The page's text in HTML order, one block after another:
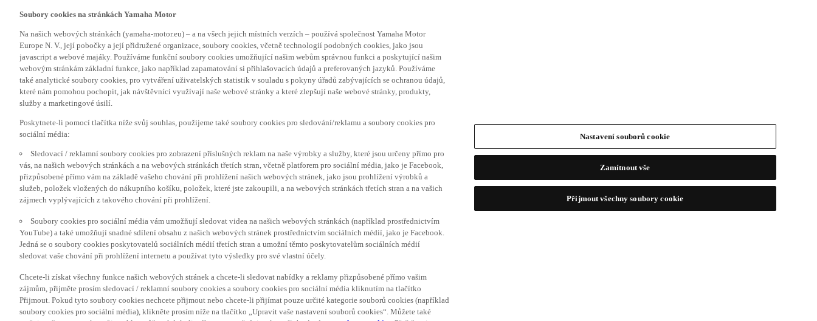
Soubory cookies na stránkách Yamaha Motor
Na našich webových stránkách (yamaha-motor.eu) – a na všech jejich místních verzích – používá společnost Yamaha Motor
Europe N. V., její pobočky a její přidružené organizace, soubory cookies, včetně technologií podobných cookies, jako jsou
javascript a webové majáky. Používáme funkční soubory cookies umožňující našim webům správnou funkci a poskytující našim
webovým stránkám základní funkce, jako například zapamatování si přihlašovacích údajů a preferovaných jazyků. Používáme
také analytické soubory cookies, pro vytváření uživatelských statistik v souladu s pokyny úřadů zabývajících se ochranou údajů,
které nám pomohou pochopit, jak návštěvníci využívají naše webové stránky a které zlepšují naše webové stránky, produkty,
služby a marketingové úsilí.
Poskytnete-li pomocí tlačítka níže svůj souhlas, použijeme také soubory cookies pro sledování/reklamu a soubory cookies pro
sociální média:
Sledovací / reklamní soubory cookies pro zobrazení příslušných reklam na naše výrobky a služby, které jsou určeny přímo pro
vás, na našich webových stránkách a na webových stránkách třetích stran, včetně platforem pro sociální média, jako je Facebook,
přizpůsobené přímo vám na základě vašeho chování při prohlížení našich webových stránek, jako jsou prohlížení výrobků a
služeb, položek vložených do nákupního košíku, položek, které jste zakoupili, a na webových stránkách třetích stran a na vašich
zájmech vyplývajících z takového chování při prohlížení.
Soubory cookies pro sociální média vám umožňují sledovat videa na našich webových stránkách (například prostřednictvím
YouTube) a také umožňují snadné sdílení obsahu z našich webových stránek prostřednictvím sociálních médií, jako je Facebook.
Jedná se o soubory cookies poskytovatelů sociálních médií třetích stran a umožní těmto poskytovatelům sociálních médií
sledovat vaše chování při prohlížení internetu a používat tyto výsledky pro své vlastní účely.
Chcete-li získat všechny funkce našich webových stránek a chcete-li sledovat nabídky a reklamy přizpůsobené přímo vašim
zájmům, přijměte prosím sledovací / reklamní soubory cookies a soubory cookies pro sociální média kliknutím na tlačítko
Přijmout. Pokud tyto soubory cookies nechcete přijmout nebo chcete-li přijímat pouze určité kategorie souborů cookies (například
soubory cookies pro sociální média), klikněte prosím níže na tlačítko „Upravit vaše nastavení souborů cookies“. Můžete také
Nastavení souborů cookie
Zamítnout vše
Přijmout všechny soubory cookie